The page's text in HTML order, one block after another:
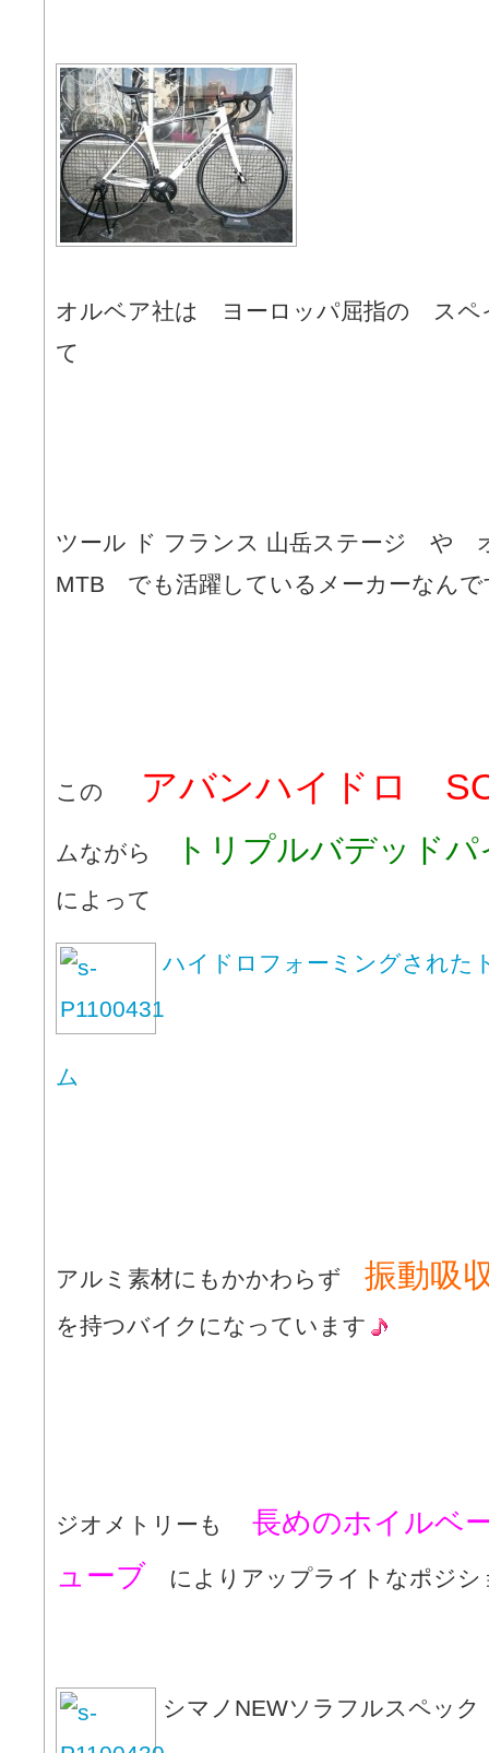
オルベア社は ヨーロッパ屈指の スペ
て
ツール ド フランス 山岳ステージ や
MTB でも活躍しているメーカーなんで
この アバンハイドロ
ムながら トリプルバデッド
によって
ハイドロフォーミングされた
ム
アルミ素材にもかかわらず 振動吸
を持つバイクになっています
ジオメトリーも
長めのホイルベ
ューブ によりアップライトなポジシ
シマノNEWソラフルスペック